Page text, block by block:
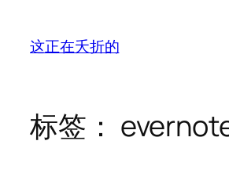
这正在夭折的
标签：